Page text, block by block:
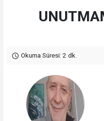
Okuma Süresi: 2 dk.